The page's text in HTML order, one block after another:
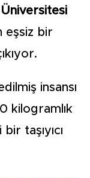
eşsiz bir
insansı
kilogramlık
taşıyıcı